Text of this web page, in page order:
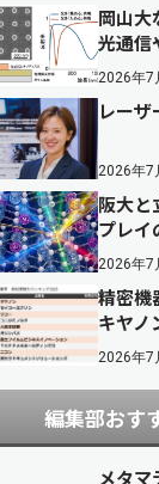
岡山
光通信
2026年7
レー
2026年7
阪大
プレイ
2026年7
精密機
キヤノ
2026年7
編集部おす
メタ